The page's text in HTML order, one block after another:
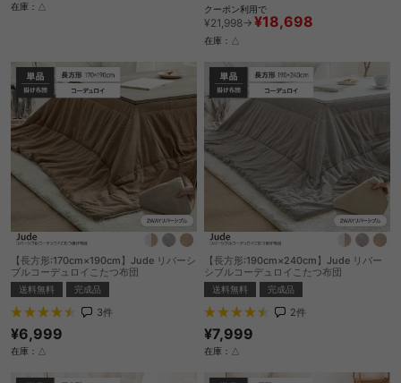
在庫：△ クーポン利用で
¥21,998→ ¥18,698
在庫：△
【長方形:170cm×190cm】Jude リバーシ
ブルコーデュロイこたつ布団
送料無料 完成品
3件
¥6,999
在庫：△
【長方形:190cm×240cm】Jude リバー
シブルコーデュロイこたつ布団
送料無料 完成品
2件
¥7,999
在庫：△